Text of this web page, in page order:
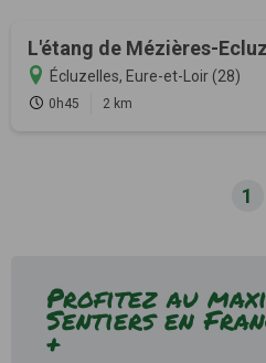
L'étang de Mézières-
Écluzelles, Eure-et-Loir (28)
0h45 2 km
1
Profitez au
Sentiers en
+